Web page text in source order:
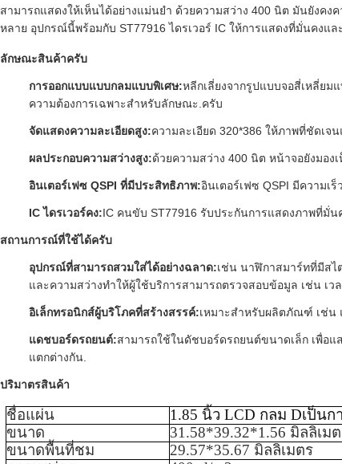
สามารถแสดงให้เห็นได้อย่างแม่นยํา ด้วยความสว่าง 400 นิต มันยังค
หลาย อุปกรณ์นี้พร้อมกับ ST77916 ไดรเวอร์ IC ให้การแสดงที่มั่นคง
ลักษณะสินค้าครับ
การออกแบบแบบกลมแบบพิเศษ:หลีกเลี่ยงจากรูปแบบจอสี่เหลี่ย
ความต้องการเฉพาะสําหรับลักษณะ. ครับ
จัดแสดงความละเอียดสูง:ความละเอียด 320*386 ให้ภาพที่ชัดเจ
ผลประกอบความสว่างสูง:ด้วยความสว่าง 400 นิต หน้าจอยังมอง
อินเตอร์เฟซ QSPI ที่มีประสิทธิภาพ:อินเตอร์เฟซ QSPI มีความเ
IC ไดรเวอร์คง:IC คนขับ ST77916 รับประกันการแสดงภาพที่มั่
สถานการณ์ที่ใช้ได้ครับ
อุปกรณ์ที่สามารถสวมใส่ได้อย่างฉลาด:เช่น นาฬิกาสมาร์ทที่มีสไ
และความสว่างทําให้ผู้ใช้บริการสามารถตรวจสอบข้อมูล เช่น เว
อิเล็กทรอนิกส์ผู้บริโภคที่สร้างสรรค์:เหมาะสําหรับผลิตภัณฑ์ เช่น
แดชบอร์ดรถยนต์:สามารถใช้ในดัชบอร์ดรถยนต์ขนาดเล็ก เพื่อ
แตกต่างกัน.
ปริมาตรสินค้า
ชื่อแผ่น 1.85 นิ้ว LCD กลม Dเป็นก
ขนาด
31.58*39.32*1.56 มิลลิเม
ขนาดพื้นที่ชม
29.57*35.67 มิลลิเมตร